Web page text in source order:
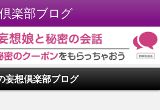
楽部ブログ
妄想倶楽部ブログ